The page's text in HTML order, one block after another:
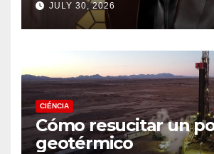
JULY 30, 2026
CIÉNCIA
Cómo resucitar un
geotérmico